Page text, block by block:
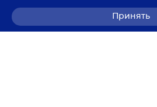
Принять